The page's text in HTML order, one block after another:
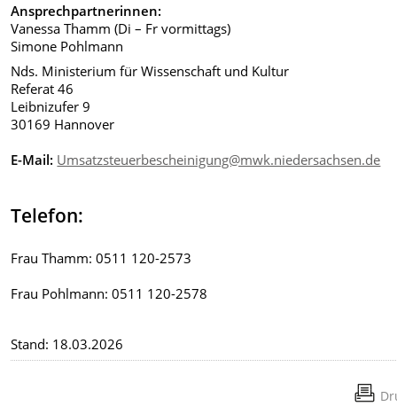
Tänzerinnen und Tänzer,
Grundschullehrerinnen und
lehrer oder
dienstags von 18 bis 20 Uhr) und
auf das Vorliegen der
Bescheinigung beim
Ansprechpartnerinnen:
Vanessa Thamm (Di – Fr vormittags)
Simone Pohlmann
Nds. Ministerium für Wissenschaft und Kultur
Referat 46
Leibnizufer 9
30169 Hannover
E-Mail: Umsatzsteuerbescheinigung@mwk.niedersachsen.de
Telefon:
Frau Thamm: 0511 120-2573
Frau Pohlmann: 0511 120-2578
Stand: 18.03.2026